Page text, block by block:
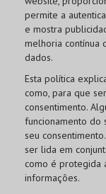
permite a
e mostra
melhoria contínua
dados.
Esta política
como, para que
consentimento.
funcionamento do
seu
ser lida em
como é protegida
informações.